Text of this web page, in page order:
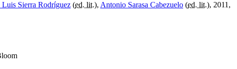
Luis Sierra Rodríguez (ed. lit.), Antonio Sarasa Cabezuelo (ed. lit.), 2011,